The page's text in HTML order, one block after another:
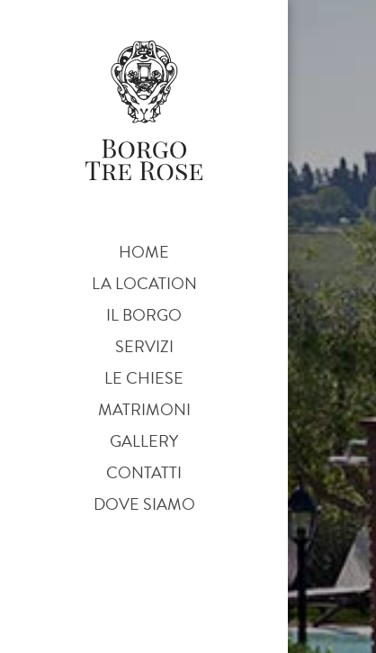
HOME
LA LOCATION
IL BORGO
SERVIZI
LE CHIESE
MATRIMONI
GALLERY
CONTATTI
DOVE SIAMO